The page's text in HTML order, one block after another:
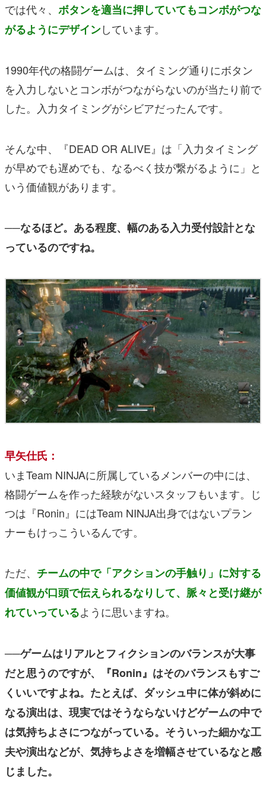
では代々、 ボタンを適当に押していてもコンボがつな
がるようにデザインしています。
1990年代の格闘ゲームは、タイミング通りにボタン
を入力しないとコンボがつながらないのが当たり前で
した。入力タイミングがシビアだったんです。
そんな中、『DEAD OR ALIVE』は「入力タイミング
が早めでも遅めでも、なるべく技が繋がるように」と
いう価値観があります。
──なるほど。ある程度、幅のある入力受付設計とな
っているのですね。
早矢仕氏：
いまTeam NINJAに所属しているメンバーの中には、
格闘ゲームを作った経験がないスタッフもいます。じ
つは『Ronin』にはTeam NINJA出身ではないプラン
ナーもけっこういるんです。
ただ、 チームの中で「アクションの手触り」に対する
価値観が口頭で伝えられるなりして、脈々と受け継が
れていっているように思いますね。
──ゲームはリアルとフィクションのバランスが大事
だと思うのですが、『Ronin』はそのバランスもすご
くいいですよね。たとえば、ダッシュ中に体が斜めに
なる演出は、現実ではそうならないけどゲームの中で
は気持ちよさにつながっている。そういった細かな工
夫や演出などが、気持ちよさを増幅させているなと感
じました。